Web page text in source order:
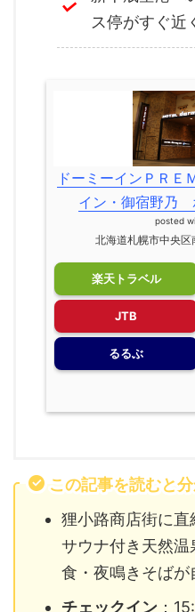
ス停がすぐ近
ドーミーインＰＲＥ
イン・御宿野乃
posted
北海道札幌市中央
楽天トラベル
JTB
るるぶ
この記事を読むと
狸小路商店街に直
サウナ付き天然
食・夜鳴きそば
チェックイン ：